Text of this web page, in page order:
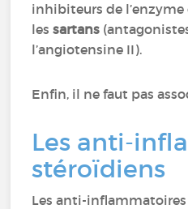
inhibiteurs de l’enzyme
lessartans
l’angiotensine II).
Enfin, il ne faut pas
Les anti-
stéroïdiens
Les anti-